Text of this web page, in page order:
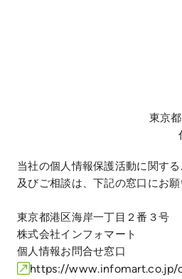
東京
当社の個人情報保護活動に関す
及びご相談は、下記の窓口にお願
東京都港区海岸一丁目２番３号
株式会社インフォマート
個人情報お問合せ窓口
https://www.infomart.co.jp/